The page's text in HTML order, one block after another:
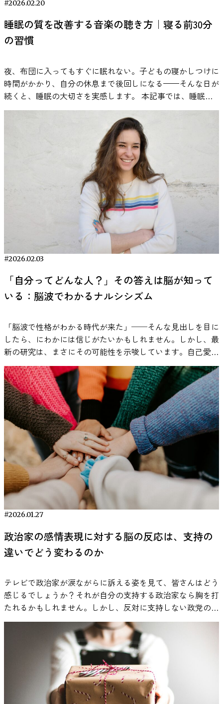
くなり、集中状態を保ちやすくなるという考え方です。 オ
フィスBGMについては、こちらの記事でも詳しく解説して
います。 ・オフィスBGMの導入で生産性アップ！導入のポ
イントとおすすめソリューション 2. 気分向上による間接的
や作業持続時間に影響を与える可能性があります。
Thompsonら（2001）の研究では、明るくテンポの速い音楽
を聴いた条件で、被験者の気分と覚醒水準が高まり、その状
態で空間認知課題の成績が向上したと報告されています。
ただし研究者らは、これは音楽そのものが認知能力を直接高
めたのではなく、気分と覚醒水準の変化が課題成績に影響し
た可能性が高いと結論づけています。 つまり、作業用BGM
の効果は「脳を直接賢くする」というよりも、「気分や環境
を整えることで結果的に生産性へ影響する」と理解するのが
業パフォーマンスの関係については、肯定的な結果と否定的
な結果の両方が報告されています。 たとえば、
Lesiuk（2005）の研究では、ソフトウェア開発者を対象にし
た調査で、音楽を聴いているときの方が気分が良好で、自己
評価によるパフォーマンスが高かったと報告されています。
一方で、言語課題や記憶課題においては、歌詞付き音楽が成
Currie, 2014）。 総合的に見ると、 単純作業や反復作業では
プラスに働く場合がある 言語処理を伴う複雑な課題ではマ
BGMの科学的な選び方 作業用BGMの効果は、単に「どのジ
ャンルが良いか」という問題ではありません。研究を踏まえ
ると、生産性に影響するのはジャンルよりも、音楽が持つ構
造的な特性と作業内容との適合性です。 音楽は気分や覚醒
水準に影響を与える一方で、同時に認知資源も消費します。
そのため、生産性を高める作業用BGMを選ぶには、「気分
への作用」と「認知負荷」の両方を考慮する必要がありま
す。 歌詞付き音楽が集中力に影響するメカニズム 歌詞のあ
る音楽が集中を妨げる可能性があるのは、感覚的な問題では
なく、認知心理学で説明されています。 人のワーキングメ
モリには、言語情報を一時的に保持・処理する機能がありま
す。読解や文章作成では、この機能が継続的に使われていま
す。そこに歌詞という別の言語情報が加わると、同じ処理系
を同時に使うことになり、負荷が高まる可能性があります。
Perham & Currie（2014）の研究では、読解課題において歌
詞付き音楽条件の成績が低下する傾向が示されました。この
結果は、音楽が悪いというよりも、言語情報が重なることに
よる干渉を示唆しています。 一方で、数値入力や単純作業
のように言語処理をほとんど必要としない作業では、同様の
好みではなく、「今行っている作業が言語資源を使うかどう
か」で判断するのが合理的です。 ワーキングメモリについ
て、より詳しく知りたい方はこちら。 ・ワーキングメモリ
集中しやすいBGMのテンポはどれくらい？ 音楽のテンポは
覚醒水準に影響を与える要因の一つとされています。覚醒水
準とパフォーマンスの関係については、ヤーキンズ・ドット
ソン（Yerkes-Dodson）の法則がよく知られています。この
法則では、覚醒水準が低すぎても高すぎてもパフォーマンス
は下がり、中程度の状態で最も高くなるとされています。
あるほうが記憶課題や注意課題の成績が上がったケースが報
告されています。 ただし、どんな音でも良いというわけで
つまり、音がプラスに働くかマイナスに働くかは、状況によ
って変わるというのが研究の結論です。 以下では、実験研
究で明らかになっている事実を、わかりやすく紹介していき
ます。 音とストレスの関係については、こちらの記事で紹
参考：Söderlund, G., Sikström, S., & Smart, A. (2007). Listen
to the noise: Noise affects cognitive performance differently
in ADHD and non-ADHD children. Journal of Child Psychology
and Psychiatry, 48(8), 840–847.
https://acamh.onlinelibrary.wiley.com/doi/abs/10.1111/j.1469-
7610.2007.01749.x ADHDにおける覚醒レベルの特性 ADHDの研
究では、「覚醒水準（arousal）」という概念がよく扱われ
ます。覚醒水準とは、脳がどれくらい活動的な状態にあるか
という指標です。一般に、人は覚醒水準が低すぎても高すぎ
ても作業効率が下がり、ちょうどよいレベルにあるときに最
もパフォーマンスが安定するとされています。
Zentall（1975）は、ADHDの子どもはこの覚醒水準が低めに
出やすい可能性があり、そのため追加の刺激を求める行動が
生じるという「最適刺激理論」を提案しました。この理論は
十分に上がらないことが集中困難の一因であるなら、外部か
らの音刺激がその水準を補う可能性がある、という仮説が立
てられます。音楽や一定の雑音が研究対象になってきたの
は、この仮説があるためです。 ホワイトノイズや音楽が課
題成績に与えた影響 Söderlundら（2007）は、ホワイトノイ
ズを流した条件と静かな条件で記憶課題を実施し、ADHD傾
向のある子どもでは、一定レベルのノイズ下で成績が向上し
たと報告しました。一方で、定型発達の子どもでは同じノイ
ズが成績向上につながらない、あるいは低下する場合もあっ
たとされています。 また、Pelham & Lang（1993）やAbikoff
ら（1996）の研究では、音楽を流した条件での作業成績が検
討されています。結果は一様ではなく、課題の種類によって
異なりました。言語処理を伴う課題では音楽が干渉する可能
性がある一方で、単純な作業課題では大きな悪影響が見られ
ない場合も報告されています。 これらの研究から言えるの
は、音楽や雑音がADHDの人にとって「常にプラス」でも
内容との相互作用の中で、条件によって効果が変わる可能性
がある、というのが現在の研究が示している範囲です。 な
す。ADHDの研究では、注意の維持や動機づけに関わる神経
回路の特性が長年検討されてきました。 とくに注目されて
いるのが、報酬系と呼ばれる神経回路と、その中で重要な役
割を果たすドーパミンです。音楽がこの系に影響を与える可
能性があることも、別の分野の研究で示されています。 こ
こでは、ADHDと音刺激の関係を、脳の仕組みから整理しま
ADHDの子どもに効く？シリアスゲームによるデジタル治療
（DTx）の最新研究 ・発達障害の人口は急増した？ADHDと
いう言葉が拡まった理由 ・遅刻してしまう人と5分前行動を
#2026.02.20
睡眠の質を改善する音楽の聴き方｜寝る前30分
の習慣
夜、布団に入ってもすぐに眠れない。子どもの寝かしつけに
時間がかかり、自分の休息まで後回しになる——そんな日が
続くと、睡眠の大切さを実感します。 本記事では、睡眠と
音楽の科学的な関係から、具体的な習慣づくり、実際の体験
談までを紹介。今夜から始められるシンプルな方法をまとめ
にか眠ってしまった」「リラックスできた」と感じた経験は
ありませんか？実は音楽には脳や自律神経に働きかけて、睡
眠の入り口をスムーズにする作用があることが研究で分かっ
ています。ここでは、音楽がどのように睡眠に影響するのか
を、科学的根拠をもとに解説します。 音楽が脳と自律神経
ひとつが、自律神経のバランスを整えることです。私たちの
体は、緊張状態のときに働く「交感神経」と、リラックス状
態のときに優位になる「副交感神経」で調整されています
れは体が覚醒状態から休息状態へ移行し、眠りに入る準備が
整うためです。 研究では、ゆったりとしたテンポの音楽を
ったリラックス反応が促されると報告されています。これに
より、入眠までの時間が短くなり、睡眠の深さも増す可能性
が示されています。 また、脳波にも影響があることがわか
っており、リラックスに関連する「α波」やさらに深いリラ
ックス状態に関与する「θ（シータ）波」が増えることで、
眠りにつながる脳の状態が整う助けになるとされています。
参考：Bernardi, L., Porta, C., & Sleight, P. (2006).
Cardiovascular, cerebrovascular, and respiratory changes
induced by different types of music in musicians and
nonmusicians. Heart, 92(4), 445–452.
https://pubmed.ncbi.nlm.nih.gov/16199412/ リラックスを促
す音の周波数とテンポとは？ 睡眠に適した音楽にはいくつ
かの共通する特徴があります。ひとつは「テンポ」です。一
般に、1分間に60〜80拍（BPM）程度のゆったりしたテンポ
の音楽を聴くと、副交感神経が優位になりやすいと言われて
います。これは心拍数が安静時に近いリズムになることと関
係していると考えられています。 また、音楽の周波数や構
成もリラックス効果に影響します。自然環境音やクラシック
楽曲の中には、脳が「1/f ゆらぎ」と呼ばれる心地よいリズ
ムを認識しやすいものがあり、これがさらにα波の増加につ
楽やテンポの速いポップ／ビート系の曲は、逆に覚醒を促し
てしまう可能性があるため、睡眠前の聴き方としては注意が
必要です。 このように、音楽が自律神経や脳波に働きかけ
る仕組みには複数の科学的知見があり、単なる気分転換では
なく睡眠の質向上に役立つ可能性があることがわかっていま
す。次の章では、実際にどんな音楽が効果的なのか、具体的
な聴き方のポイントを紹介していきます。 VIE Tunesの
「SLEEP状態」とは？睡眠と音楽をつなぐ設計思想 睡眠の
質を高めるためには、単に「静かな音楽を流す」だけでな
く、脳と身体が休息モードへ移行しやすい環境を整えること
#2026.02.03
「自分ってどんな人？」その答えは脳が知って
いる：脳波でわかるナルシシズム
「脳波で性格がわかる時代が来た」──そんな見出しを目に
したら、にわかには信じがたいかもしれません。しかし、最
新の研究は、まさにその可能性を示唆しています。自己愛が
強い、いわゆる「ナルシシスト」かどうかが、脳波（EEG）
のパターンから読み取れるかもしれないのです。 本稿で
は、2025年に報告された「ナルシシズムの脳波デコード
（Decoding the Narcissistic Brain）」という研究をひも解き
ながら、脳活動から性格がわかる未来について考えてみま
す。 性格研究の盲点？脳から見たナルシシズム ナルシシズ
ム（自己愛傾向）は古くから心理学で注目されてきたトピッ
クです。ビジネスや政治の世界でも「ナルシシスト」の成功
や失敗が語られることがあります。ところが意外なことに、
ナルシシズムという性格特性の研究は数多くあるにもかかわ
らず、その神経的な基盤を掘り下げた研究はごくわずかしか
存在しません。 なぜこのギャップが生まれたのでしょう
か。一つには、ナルシシズムが主に自己報告アンケートなど
しかったことが挙げられます。また、性格の神経基盤を探る
「パーソナリティ神経科学」という分野自体、まだ新しい学
読み解けるか？」という挑戦的な問いに踏み込んだのが今回
紹介する研究です。 あなたの“ナルシシズム”、どのタイ
プ？ 一口にナルシシズムと言っても、その表れ方にはいく
つかのタイプがあります。本研究では特に以下の5種類のナ
ルシシズムに着目しています： エージェンティック・ナル
シシズム（Agentic narcissism）自己顕示的で権力志向なタ
イプ。自分の才能や成果を誇示し、他者より優れていると信
じる「典型的なナルシシスト」です。 コミュナル・ナルシ
シズム（Communal narcissism）共益的（コミュニティ志
向）なタイプ。表面的には謙虚で「人のため」を謳うもの
の、内心では「自分は誰よりも博愛的で徳が高い」と信じて
#2026.01.27
政治家の感情表現に対する脳の反応は、支持の
違いでどう変わるのか
テレビで政治家が涙ながらに訴える姿を見て、皆さんはどう
感じるでしょうか？それが自分の支持する政治家なら胸を打
たれるかもしれません。しかし、反対に支持しない政党の政
治家であれば「何を大げさな…」と冷めた目で見てしまうの
ではないでしょうか。 現代の政治をめぐる意見の違いの中
で、相手陣営の感情に共感しづらいと感じることは珍しくあ
りません。では、政治的な立場が異なる相手の感情は、なぜ
理解しづらく感じられるのでしょうか。その答えの一端を探
るべく、脳科学者たちは脳波（EEG）によって人々の無意識
の反応を調べる実験を行いました。 結果は驚くべきもの